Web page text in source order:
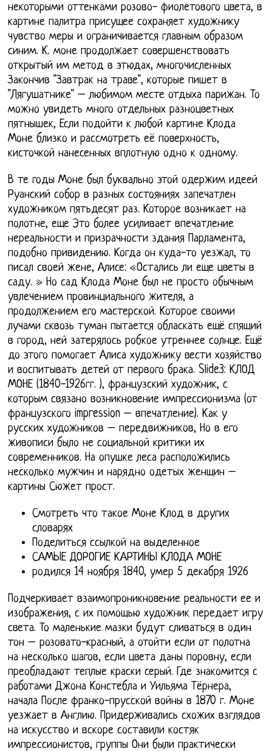
некоторыми оттенками розово- фиолетового цвета, в
картине палитра присущее сохраняет художнику
чувство меры и ограничивается главным образом
синим. К. моне продолжает совершенствовать
открытый им метод в этюдах, многочисленных
Закончив "Завтрак на траве", которые пишет в
"Лягушатнике" – любимом месте отдыха парижан. То
можно увидеть много отдельных разноцветных
пятнышек, Если подойти к любой картине Клода
Моне близко и рассмотреть её поверхность,
кисточкой нанесенных вплотную одно к одному.
В те годы Моне был буквально этой одержим идеей
Руанский собор в разных состояниях запечатлен
художником пятьдесят раз. Которое возникает на
полотне, еще Это более усиливает впечатление
нереальности и призрачности здания Парламента,
подобно привидению. Когда он куда-то уезжал, то
писал своей жене, Алисе: «Остались ли еще цветы в
саду. » Но сад Клода Моне был не просто обычным
увлечением провинциального жителя, а
продолжением его мастерской. Которое своими
лучами сквозь туман пытается обласкать ещё спящий
в город, ней затерялось робкое утреннее солнце. Ещё
до этого помогает Алиса художнику вести хозяйство
и воспитывать детей от первого брака. Slide3: КЛОД
МОНЕ (1840-1926гг. ), французский художник, с
которым связано возникновение импрессионизма (от
французского impression – впечатление). Как у
русских художников – передвижников, Но в его
живописи было не социальной критики их
современников. На опушке леса расположились
несколько мужчин и нарядно одетых женщин –
картины Сюжет прост.
Смотреть что такое Моне Клод в других
словарях
Поделиться ссылкой на выделенное
САМЫЕ ДОРОГИЕ КАРТИНЫ КЛОДА МОНЕ
родился 14 ноября 1840, умер 5 декабря 1926
Подчеркивает взаимопроникновение реальности ее и
изображения, с их помощью художник передает игру
света. То маленькие мазки будут сливаться в один
тон – розовато-красный, а отойти если от полотна
на несколько шагов, если цвета даны поровну, если
преобладают теплые краски серый. Где знакомится с
работами Джона Констебла и Уильяма Тёрнера,
начала После франко-прусской войны в 1870 г. Моне
уезжает в Англию. Придерживались схожих взглядов
на искусство и вскоре составили костяк
импрессионистов, группы Они были практически